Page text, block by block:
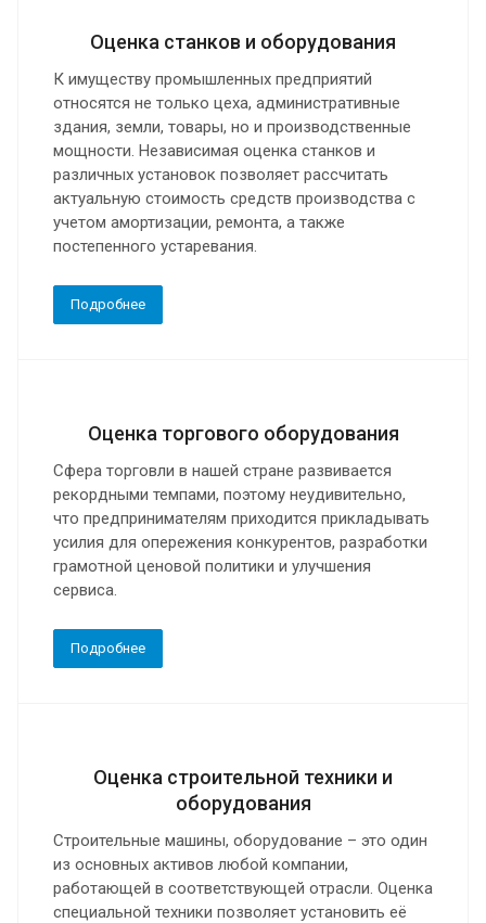
Оценка станков и оборудования
К имуществу промышленных предприятий
относятся не только цеха, административные
здания, земли, товары, но и производственные
мощности. Независимая оценка станков и
различных установок позволяет рассчитать
актуальную стоимость средств производства с
учетом амортизации, ремонта, а также
постепенного устаревания.
Подробнее
Оценка торгового оборудования
Сфера торговли в нашей стране развивается
рекордными темпами, поэтому неудивительно,
что предпринимателям приходится прикладывать
усилия для опережения конкурентов, разработки
грамотной ценовой политики и улучшения
сервиса.
Подробнее
Оценка строительной техники и
оборудования
Строительные машины, оборудование – это один
из основных активов любой компании,
работающей в соответствующей отрасли. Оценка
специальной техники позволяет установить её